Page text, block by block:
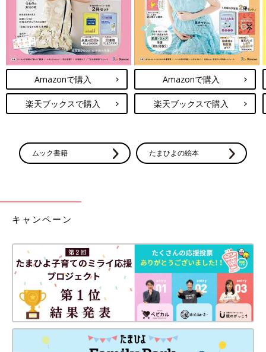
Amazonで購入
楽天ブックスで購入
Amazonで購入
楽天ブックスで購入
ムック書籍 たまひよの絵本
キャンペーン